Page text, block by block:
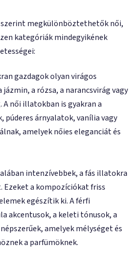
megkülönböztethetők női,
kategóriák mindegyikének
gazdagok olyan virágos
a rózsa, a narancsvirág vagy
A női illatokban is gyakran a
púderes árnyalatok, vanília vagy
amelyek nőies eleganciát és
intenzívebbek, a fás illatokra
Ezeket a kompozíciókat friss
egészítik ki. A férfi
akcentusok, a keleti tónusok, a
amelyek mélységet és
a parfümöknek.